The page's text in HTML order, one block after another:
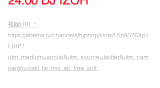
視聴URL：
https://abema.tv/channels/hiphop/slots/F5h9376Xp1
EBrP?
utm_medium=social&utm_source=twitter&utm_cam
paign=cast_tw_mix_ap_free_slot_